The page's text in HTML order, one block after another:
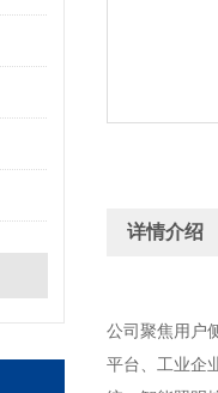
详情介绍
公司聚焦用户
平台、工业企